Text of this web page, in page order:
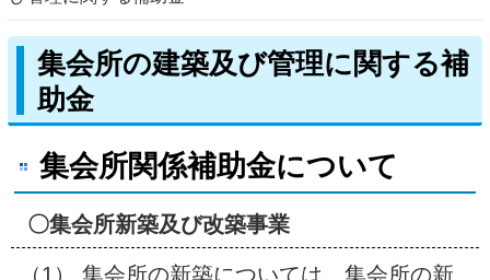
集会所の建築及び管理に関する補
助金
集会所関係補助金について
〇集会所新築及び改築事業
（1） 集会所の新築については、集会所の新